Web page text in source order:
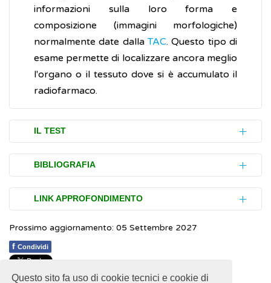
Questo sito fa uso di cookie tecnici e cookie di
informazioni sulla loro forma e
composizione (immagini morfologiche)
normalmente date dallaTAC. Questo tipo di
esame permette di localizzare ancora meglio
l'organo o il tessuto dove si è accumulato il
radiofarmaco.
IL TEST
Durante un esame PET viene somministrata
per via endovenosa una piccola quantità di
farmaco radioattivoche non genera alcun
rischio per i familiari conviventi. Infatti,
immediatamente dopo il termine dell'esame
si può tornare a casa, seguendo le
indicazioni dei sanitari riguardo le
precauzioni da prendere nei confronti di
BIBLIOGRAFIA
Associazione Italiana Medicina Nucleare
(AIMN)
World Health Organization (WHO). The
global health observatory: explore a world
oh health data.Medical devices: positron
LINK APPROFONDIMENTO
International Atomic Energy Agency
(IAEA).
medicine
Prossimo aggiornamento: 05 Settembre 2027
f Condividi
1 1 1 1 1 Rating 2.83 (18 Votes)